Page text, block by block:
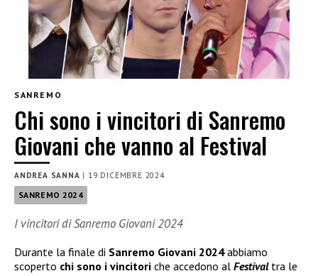
SANREMO
Chi sono i vincitori di Sanremo
Giovani che vanno al Festival
ANDREA SANNA | 19 DICEMBRE 2024
SANREMO 2024
I vincitori di Sanremo Giovani 2024
Durante la finale di Sanremo Giovani 2024abbiamo
scoperto chi sono i vincitori che accedono al Festival tra le